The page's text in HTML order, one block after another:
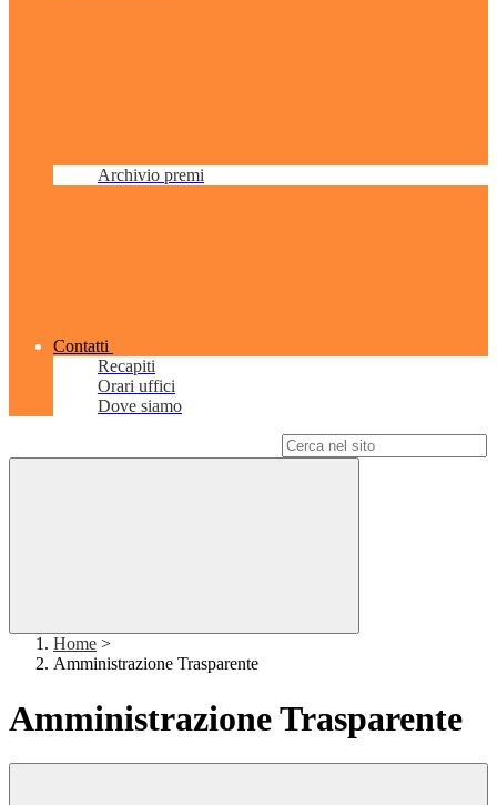
Archivio premi
Contatti
Recapiti
Orari uffici
Dove siamo
Home >
Amministrazione Trasparente
Amministrazione Trasparente